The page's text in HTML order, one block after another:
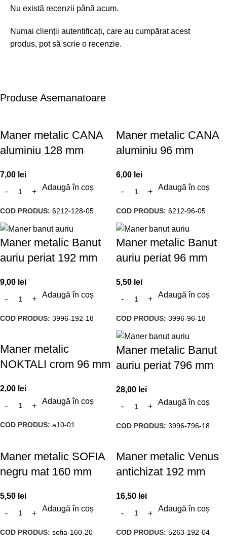
Nu există recenzii până acum.
Numai clienții autentificați, care au cumpărat acest
produs, pot să scrie o recenzie.
Produse Asemanatoare
Maner metalic CANA
aluminiu 128 mm
7,00 lei
Adaugă în coș
COD PRODUS: 6212-128-05
Maner metalic CANA
aluminiu 96 mm
6,00 lei
Adaugă în coș
COD PRODUS: 6212-96-05
Maner metalic Banut
auriu periat 192 mm
9,00 lei
Adaugă în coș
COD PRODUS: 3996-192-18
Maner metalic Banut
auriu periat 96 mm
5,50 lei
Adaugă în coș
COD PRODUS: 3996-96-18
Maner metalic
NOKTALI crom 96 mm
2,00 lei
Adaugă în coș
COD PRODUS: a10-01
Maner metalic Banut
auriu periat 796 mm
28,00 lei
Adaugă în coș
COD PRODUS: 3996-796-18
Maner metalic SOFIA
negru mat 160 mm
5,50 lei
Adaugă în coș
COD PRODUS: sofia-160-20
Maner metalic Venus
antichizat 192 mm
16,50 lei
Adaugă în coș
COD PRODUS: 5263-192-04